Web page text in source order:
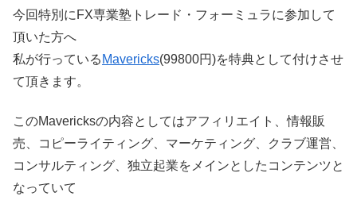
今回特別にFX専業塾トレード・フォーミュラに参加して
頂いた方へ
私が行っている Mavericks(99800円)を特典として付けさせ
て頂きます。
このMavericksの内容としてはアフィリエイト、情報販
売、コピーライティング、マーケティング、クラブ運営、
コンサルティング、独立起業をメインとしたコンテンツと
なっていて